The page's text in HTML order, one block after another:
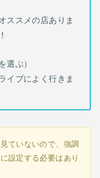
ススメの店ありま
選ぶ）
イブによく行きま
ていないので、強調
設定する必要はあり